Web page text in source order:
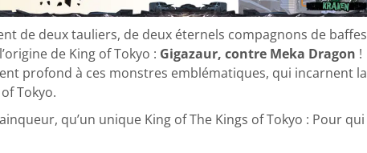
de deux tauliers, de deux éternels compagnons de baffes
de King of Tokyo : Gigazaur, contre Meka Dragon !
profond à ces monstres emblématiques, qui incarnent la
Tokyo.
qu’un unique King of The Kings of Tokyo : Pour qui